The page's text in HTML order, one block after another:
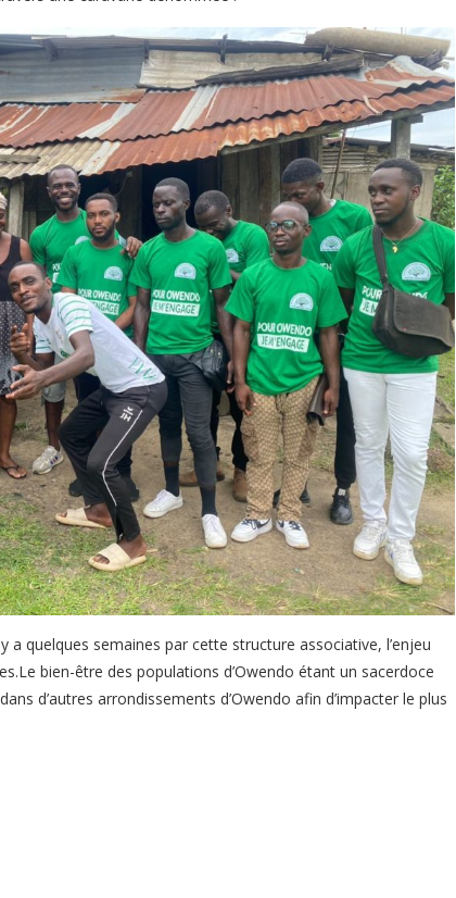
a quelques semaines par cette structure associative, l’enjeu
bien-être des populations d’Owendo étant un sacerdoce
d’autres arrondissements d’Owendo afin d’impacter le plus